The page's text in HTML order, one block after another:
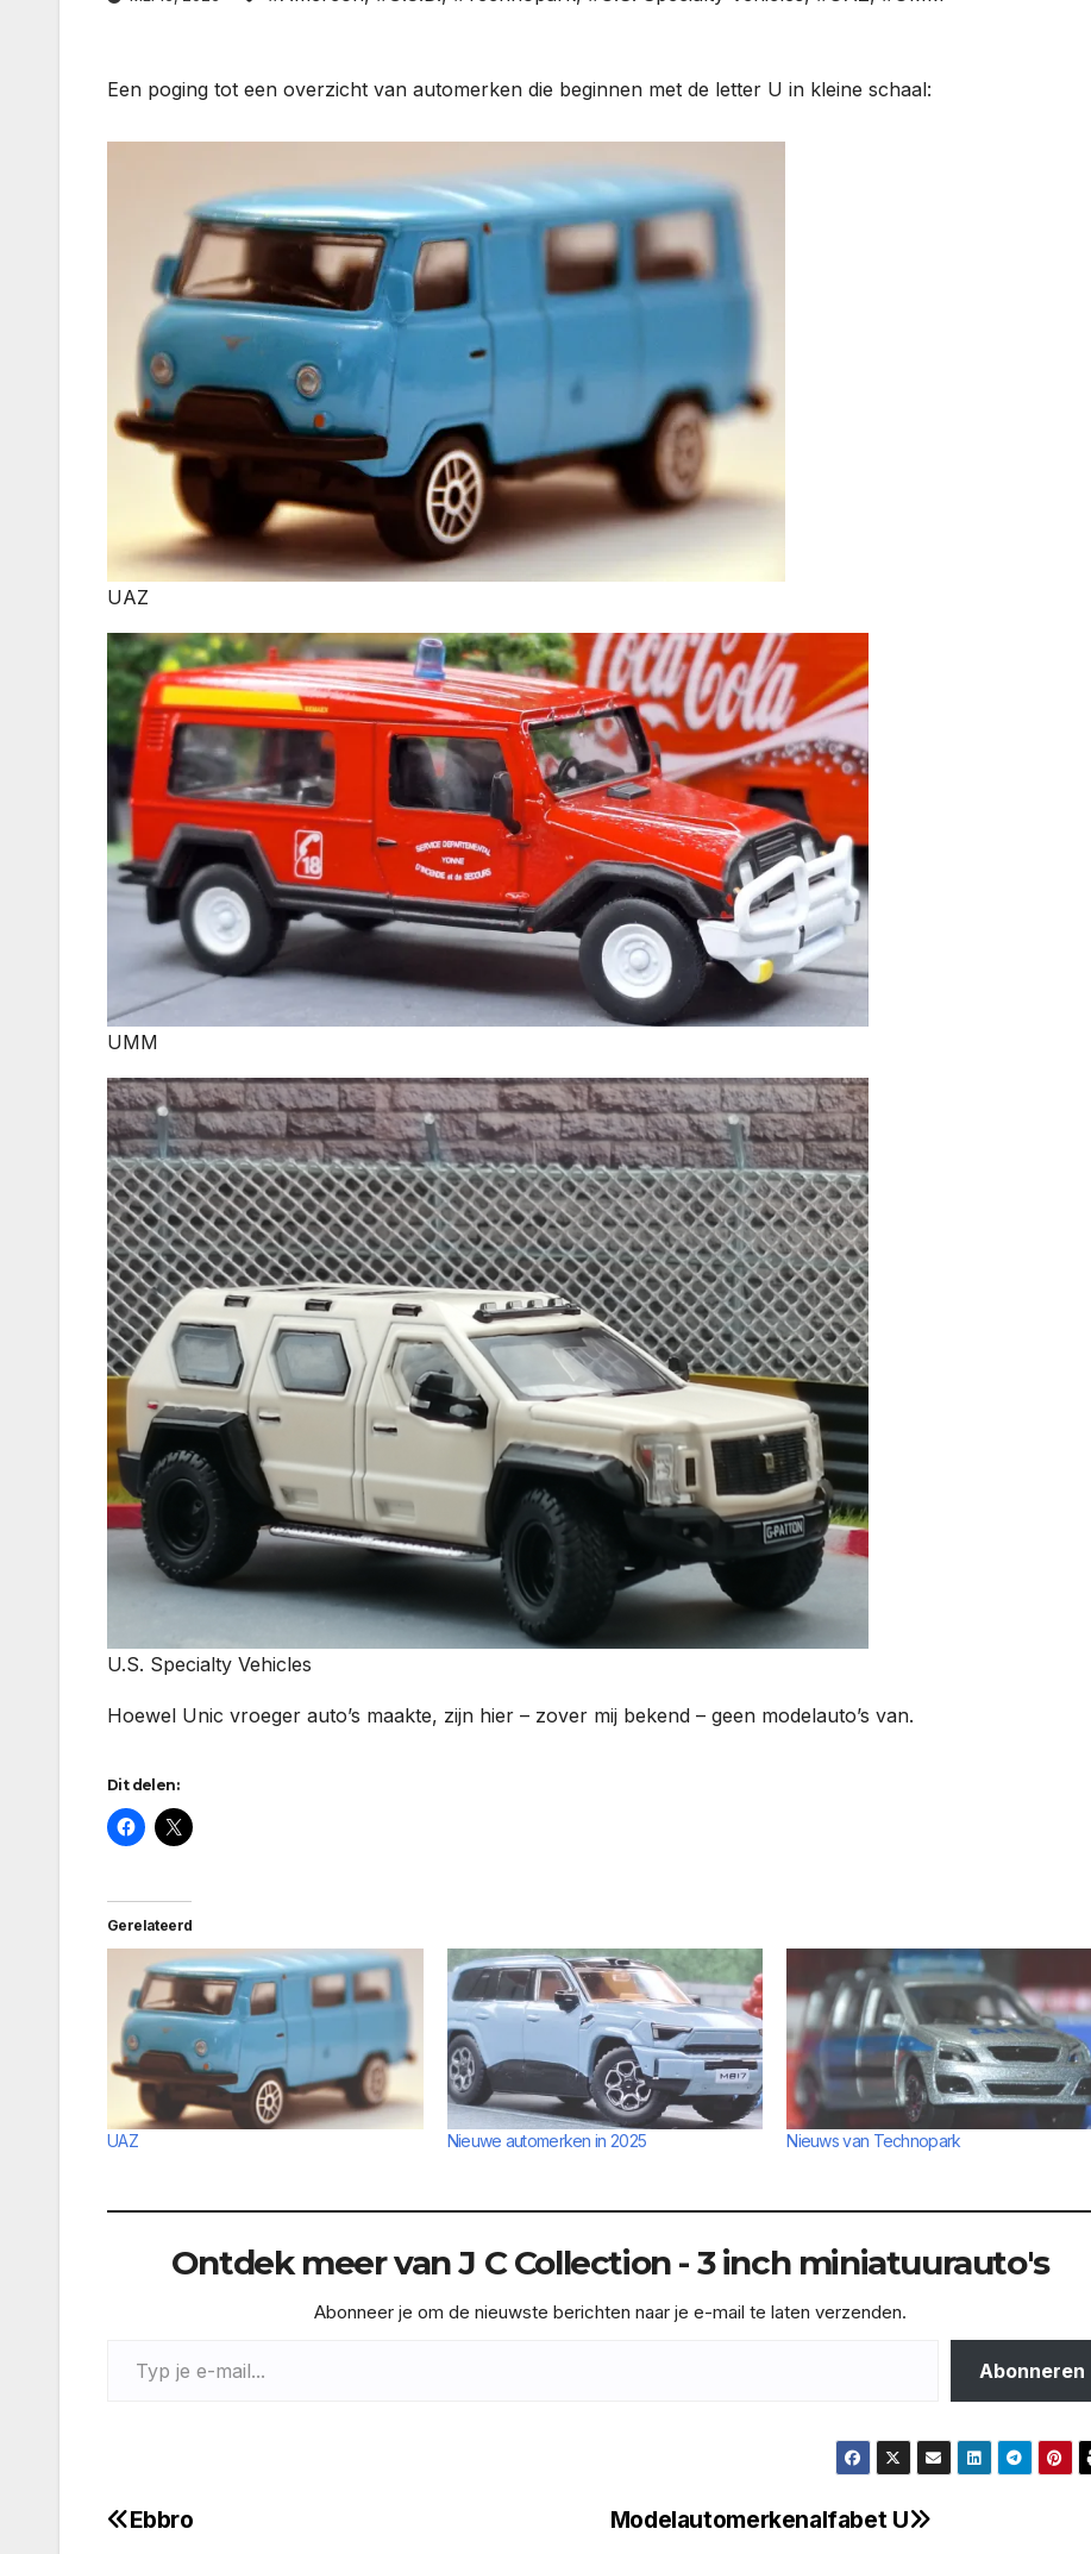
Een poging tot een overzicht van automerken die beginnen met de letter U in kleine schaal:
UAZ
UMM
U.S. Specialty Vehicles
Hoewel Unic vroeger auto’s maakte, zijn hier – zover mij bekend – geen modelauto’s van.
Dit delen:
Gerelateerd
UAZ Nieuwe automerken in 2025 Nieuws van Technopark
Ontdek meer van J C Collection - 3 inch miniatuurauto's
Abonneer je om de nieuwste berichten naar je e-mail te laten verzenden.
Abonneren
Bericht
Modelautomerkenalfabet U
Ebbro